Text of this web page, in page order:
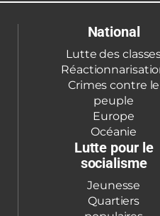
National
Lutte des
Crimes contre le
peuple
Europe
Océanie
Lutte pour le
socialisme
Jeunesse
Quartiers